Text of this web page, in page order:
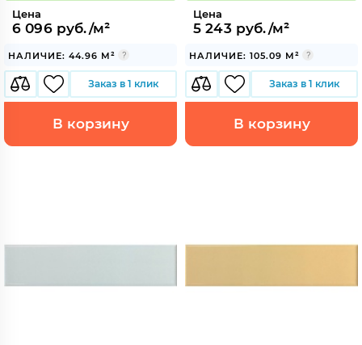
Цена
6 096 руб./м²
НАЛИЧИЕ: 44.96 М²
Заказ в 1 клик
В корзину
Цена
5 243 руб./м²
НАЛИЧИЕ: 105.09 М²
Заказ в 1 клик
В корзину